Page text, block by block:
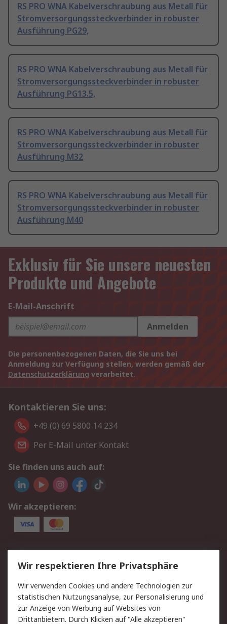
RS PRO WNA Kabelverschraubung aus Metall für
Stromversorgungssteckverbinder in robuster
Ausführung PG29,
RS PRO WNA Kabelverschraubung aus Metall für
Stromversorgungssteckverbinder in robuster
Ausführung PG13.5,
RS PRO WNA Kabelverschraubung aus Metall für
Stromversorgungssteckverbinder in robuster
Ausführung M32
RS PRO WNA Kabelverschraubung aus Metall für
Stromversorgungssteckverbinder in robuster
Ausführung M40
Exklusiv für Sie unsere neuesten
Produkte und Angebote
E-Mail-Anschrift
Anmelden
Die personenbezogenen Daten, die Sie uns bei
Anmeldung zur Verfügung stellen, werden gemäß der
Datenschutzerklärung verarbeitet.
Kontaktieren Sie uns:
+49 (0) 69 5800 14 234
Per E-Mail unter Kontakt
Sie finden uns auch auf:
Wir akzeptieren:
Service
Value Added Services
Lieferlösungen
Rücksendungen
Kontakt
Hilfe
Privatkunden
Wir respektieren Ihre Privatsphäre
Wir verwenden Cookies und andere Technologien zur
statistischen Nutzungsanalyse, zur Personalisierung und
zur Anzeige von Werbung auf Websites von
Drittanbietern. Durch Klicken auf "Alle akzeptieren"